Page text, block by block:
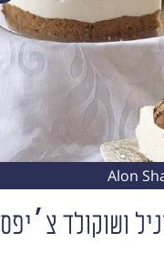
Alon
ושוקולד צ׳יפס